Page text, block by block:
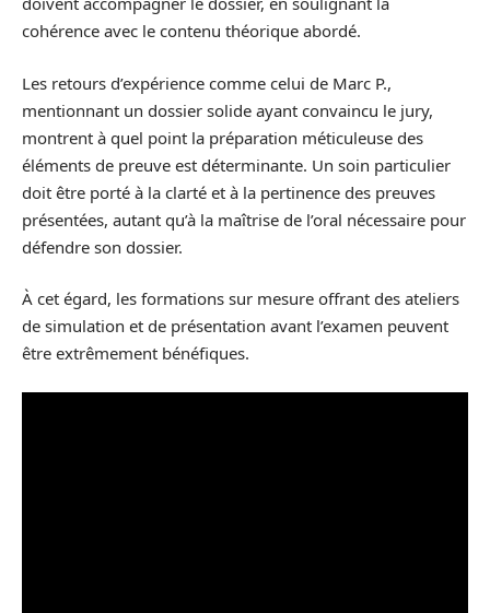
cohérence avec le contenu théorique abordé.
Les retours d’expérience comme celui de Marc P.,
mentionnant un dossier solide ayant convaincu le jury,
montrent à quel point la préparation méticuleuse des
éléments de preuve est déterminante. Un soin particulier
doit être porté à la clarté et à la pertinence des preuves
présentées, autant qu’à la maîtrise de l’oral nécessaire pour
défendre son dossier.
À cet égard, les formations sur mesure offrant des ateliers
de simulation et de présentation avant l’examen peuvent
être extrêmement bénéfiques.